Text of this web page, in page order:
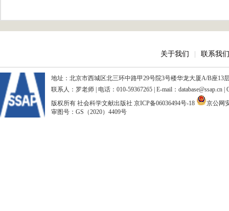
关于我们 联系我们
地址：北京市西城区北三环中路甲29号院3号楼华龙大厦A/B座13
联系人：罗老师 | 电话：010-59367265 | E-mail：database@ssap.cn
版权所有 社会科学文献出版社 京ICP备06036494号-18
京公网
审图号：GS（2020）4409号